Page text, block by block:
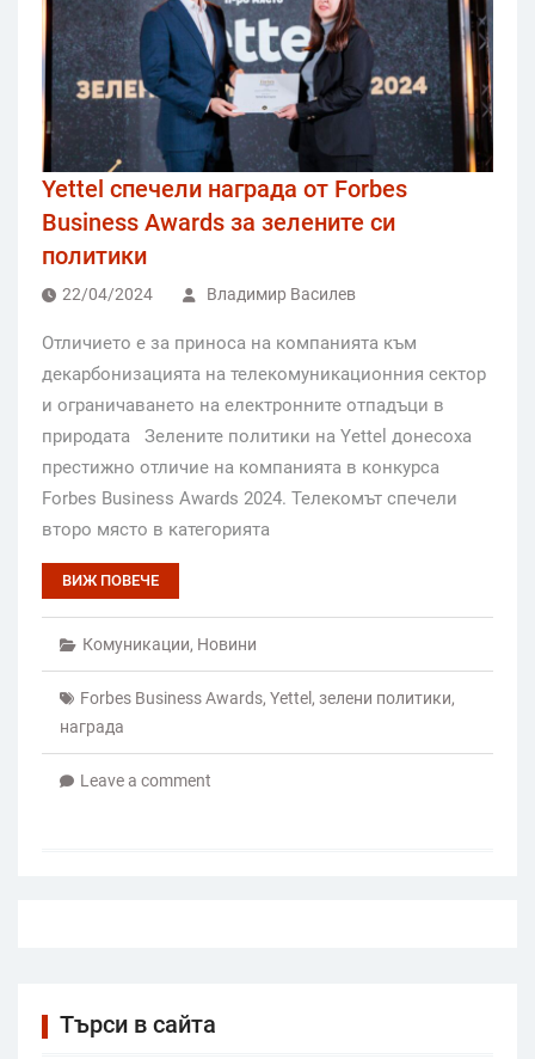
Yettel спечели награда от Forbes
Business Awards за зелените си
политики
22/04/2024 Владимир Василев
Отличието е за приноса на компанията към
декарбонизацията на телекомуникационния сектор
и ограничаването на електронните отпадъци в
природата Зелените политики на Yettel донесоха
престижно отличие на компанията в конкурса
Forbes Business Awards 2024. Телекомът спечели
второ място в категорията
ВИЖ ПОВЕЧЕ
Комуникации, Новини
Forbes Business Awards, Yettel , зелени политики,
награда
Leave a comment
Търси в сайта